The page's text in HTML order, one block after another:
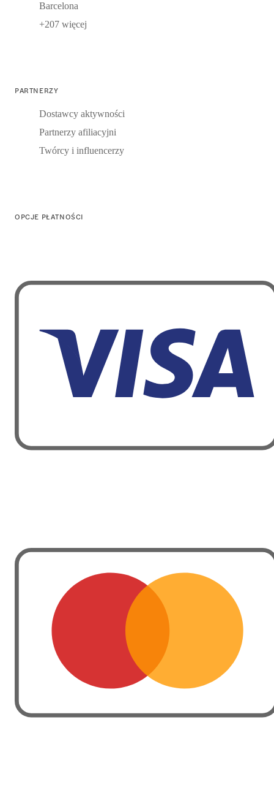
Barcelona
+207 więcej
PARTNERZY
Dostawcy aktywności
Partnerzy afiliacyjni
Twórcy i influencerzy
OPCJE PŁATNOŚCI